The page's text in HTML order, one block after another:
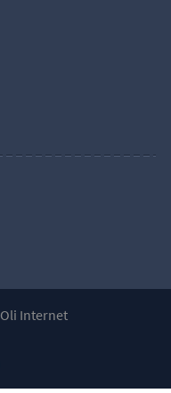
Oli Internet